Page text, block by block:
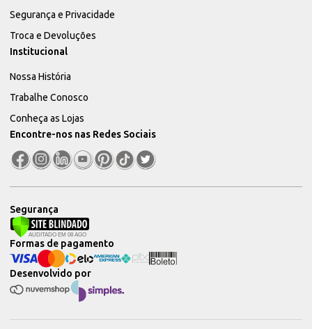
Segurança e Privacidade
Troca e Devoluções
Institucional
Nossa História
Trabalhe Conosco
Conheça as Lojas
Encontre-nos nas Redes Sociais
Segurança
Desenvolvido por
Formas de pagamento